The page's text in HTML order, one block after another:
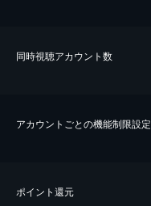
同時視聴アカウント数
アカウントごとの機能制限設定
ポイント還元